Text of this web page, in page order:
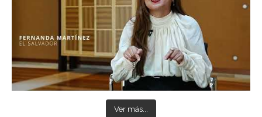
Ver más...